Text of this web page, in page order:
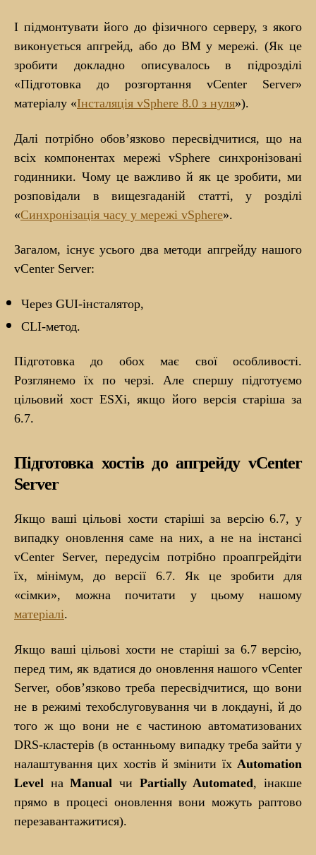
І підмонтувати його до фізичного серверу, з якого
виконується апгрейд, або до ВМ у мережі. (Як це
зробити докладно описувалось в підрозділі
«Підготовка до розгортання vCenter Server»
матеріалу «Інсталяція vSphere 8.0 з нуля»).
Далі потрібно обов’язково пересвідчитися, що на
всіх компонентах мережі vSphere синхронізовані
годинники. Чому це важливо й як це зробити, ми
розповідали в вищезгаданій статті, у розділі
«Синхронізація часу у мережі vSphere».
Загалом, існує усього два методи апгрейду нашого
vCenter Server:
Через GUI-інсталятор,
CLI-метод.
Підготовка до обох має свої особливості.
Розглянемо їх по черзі. Але спершу підготуємо
цільовий хост ESXi, якщо його версія старіша за
6.7.
Підготовка хостів до апгрейду vCenter
Server
Якщо ваші цільові хости старіші за версію 6.7, у
випадку оновлення саме на них, а не на інстансі
vCenter Server, передусім потрібно проапгрейдіти
їх, мінімум, до версії 6.7. Як це зробити для
«сімки», можна почитати у цьому нашому
матеріалі.
Якщо ваші цільові хости не старіші за 6.7 версію,
перед тим, як вдатися до оновлення нашого vCenter
Server, обов’язково треба пересвідчитися, що вони
не в режимі техобслуговування чи в локдауні, й до
того ж що вони не є частиною автоматизованих
DRS-кластерів (в останньому випадку треба зайти у
налаштування цих хостів й змінити їх Automation
Level наManual чи Partially Automated, інакше
прямо в процесі оновлення вони можуть раптово
перезавантажитися).